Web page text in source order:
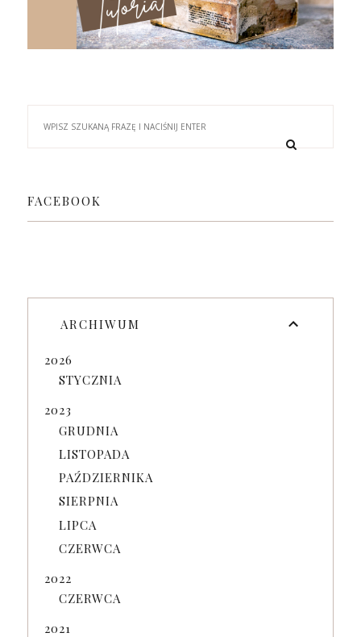
FACEBOOK
ARCHIWUM
2026
STYCZNIA
2023
GRUDNIA
LISTOPADA
PAŹDZIERNIKA
SIERPNIA
LIPCA
CZERWCA
2022
CZERWCA
2021